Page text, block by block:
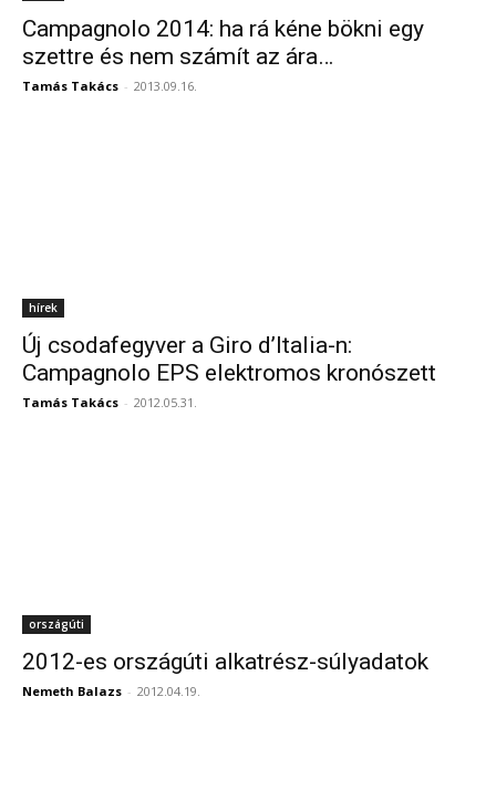
Campagnolo 2014: ha rá kéne bökni egy
szettre és nem számít az ára…
Tamás Takács - 2013.09.16.
hírek
Új csodafegyver a Giro d’Italia-n:
Campagnolo EPS elektromos kronószett
Tamás Takács - 2012.05.31.
országúti
2012-es országúti alkatrész-súlyadatok
Nemeth Balazs - 2012.04.19.